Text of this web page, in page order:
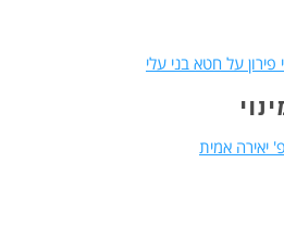
על חטא בני עלי
יאירה אמית